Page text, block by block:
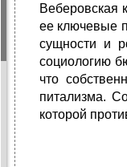
Веберовская
ее ключевые
сущности и
социологию
что
питализма.
которой